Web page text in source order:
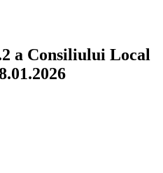
a Consiliului Local